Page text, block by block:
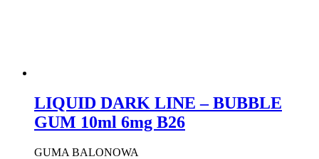
LIQUID DARK LINE – BUBBLE
GUM 10ml 6mg B26
GUMA BALONOWA